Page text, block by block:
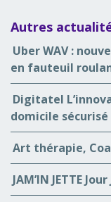
Autres
Uber WAV :
en fauteuil
Digitatel
domicile
Art thérapie,
JAM’IN JETTE Jour